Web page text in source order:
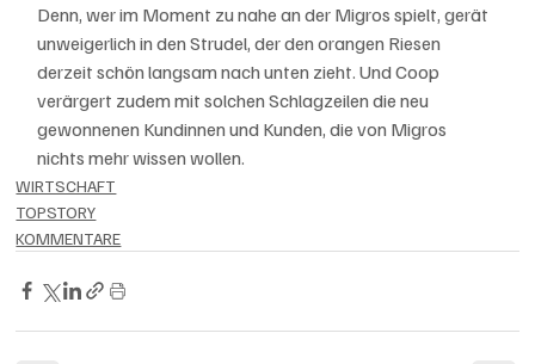
Denn, wer im Moment zu nahe an der Migros spielt, gerät
unweigerlich in den Strudel, der den orangen Riesen
derzeit schön langsam nach unten zieht. Und Coop
verärgert zudem mit solchen Schlagzeilen die neu
gewonnenen Kundinnen und Kunden, die von Migros
nichts mehr wissen wollen.
WIRTSCHAFT
TOPSTORY
KOMMENTARE